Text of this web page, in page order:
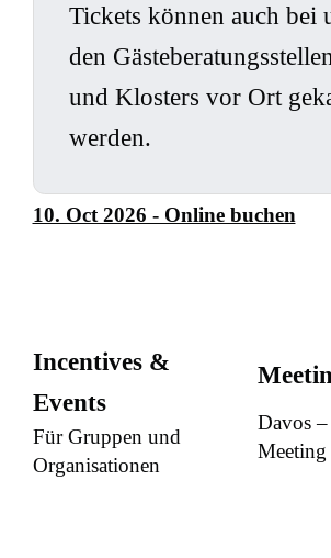
Tickets können auch bei
den
und Klosters vor Ort
werden.
10. Oct 2026 - Online buchen
Incentives &
Events
Für Gruppen und
Organisationen
Davos –
Meeting